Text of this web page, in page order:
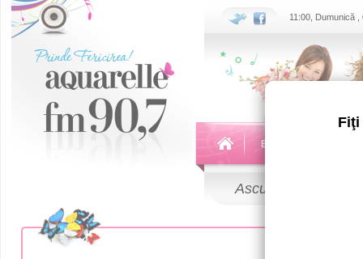
Fiţi
11:00, Dumunică ,
Echipa
Ascultă